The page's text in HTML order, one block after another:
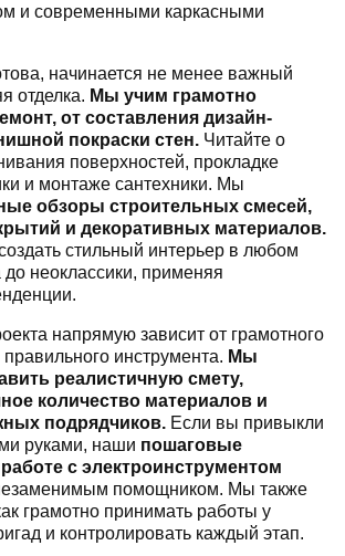
и современными каркасными
начинается не менее важный
отделка. Мы учим грамотно
от составления дизайн-
покраски стен. Читайте о
поверхностей, прокладке
и монтаже сантехники. Мы
обзоры строительных смесей,
и декоративных материалов.
стильный интерьер в любом
до неоклассики, применяя
напрямую зависит от грамотного
инструмента. Мы
реалистичную смету,
количество материалов и
подрядчиков. Если вы привыкли
руками, наши пошаговые
с электроинструментом
помощником. Мы также
грамотно принимать работы у
и контролировать каждый этап.